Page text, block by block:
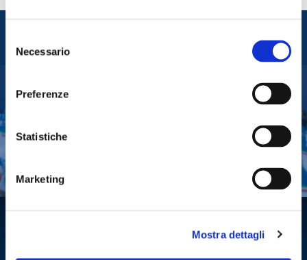
delNecessario
Preferenze
Statistiche
Marketing
Mostra dettagli